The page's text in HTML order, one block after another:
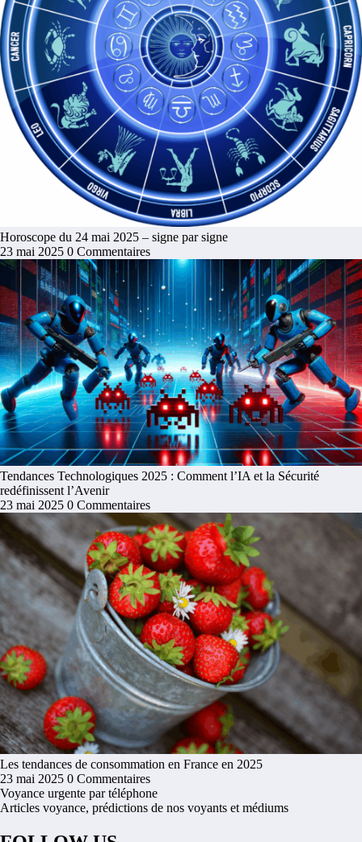
Horoscope du 24 mai 2025 – signe par signe
23 mai 2025 0 Commentaires
Tendances Technologiques 2025 : Comment l’IA et la Sécurité
redéfinissent l’Avenir
23 mai 2025 0 Commentaires
Les tendances de consommation en France en 2025
23 mai 2025 0 Commentaires
Voyance urgente par téléphone
Articles voyance, prédictions de nos voyants et médiums